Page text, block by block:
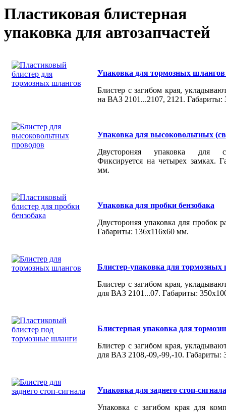
Пластиковая блистерная
упаковка для автозапчастей
Упаковка для тормозных
Блистер с загибом края,
на ВАЗ 2101...2107, 2121. Габариты:
Упаковка для высоковольтных
Двустороняя упаковка для
Фиксируется на четырех замках.
мм.
Упаковка для пробки бензобака
Двустороняя упаковка для пробок
Габариты: 136х116х60 мм.
Блистер-упаковка для тормозных
Блистер с загибом края,
для ВАЗ 2101...07. Габариты:
Блистерная упаковка для
Блистер с загибом края,
для ВАЗ 2108,-09,-99,-10. Габариты:
Упаковка для заднего стоп-сигнала
Упаковка с загибом края для